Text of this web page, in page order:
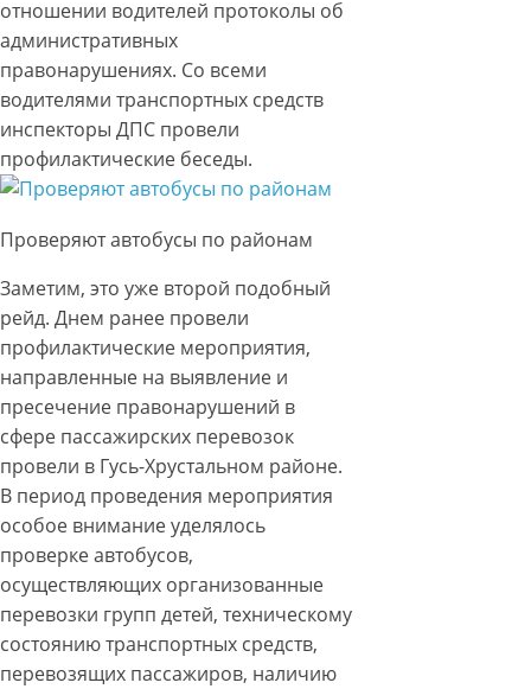
отношении водителей протоколы об
административных
правонарушениях. Со всеми
водителями транспортных средств
инспекторы ДПС провели
профилактические беседы.
Проверяют автобусы по районам
Заметим, это уже второй подобный
рейд. Днем ранее провели
профилактические мероприятия,
направленные на выявление и
пресечение правонарушений в
сфере пассажирских перевозок
провели в Гусь-Хрустальном районе.
В период проведения мероприятия
особое внимание уделялось
проверке автобусов,
осуществляющих организованные
перевозки групп детей, техническому
состоянию транспортных средств,
перевозящих пассажиров, наличию